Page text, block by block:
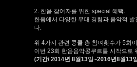
2. 한음 참여자를 위한 special 혜택.
한음에서 다양한 무대 경험과 음악적
다.
위 4가지 관련 콩쿨 총 참여횟수가 5회
이번 23회 한음음악콩쿠르를 시작으로
(기간/ 2014년 8월13일~2016년8월13